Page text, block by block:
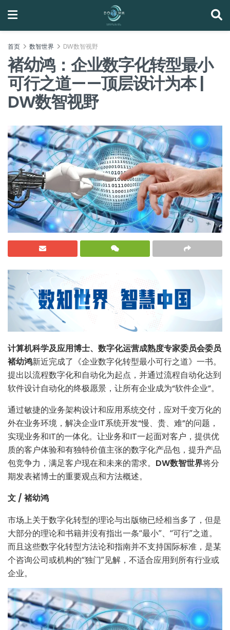
首页 数智世界 DW数智视野
褚幼鸿：企业数字化转型最小
可行之道——顶层设计为本 |
DW数智视野
计算机科学及应用博士、数字化运营成熟度专家委员会委员
褚幼鸿新近完成了《企业数字化转型最小可行之道》一书。
提出以流程数字化和自动化为起点，并通过流程自动化达到
软件设计自动化的终极愿景，让所有企业成为“软件企业”。
通过敏捷的业务架构设计和应用系统交付，应对千变万化的
外在业务环境，解决企业IT系统开发“慢、贵、难”的问题，
实现业务和IT的一体化。让业务和IT一起面对客户，提供优
质的客户体验和有独特价值主张的数字化产品包，提升产品
包竞争力，满足客户现在和未来的需求。 DW数智世界将分
期发表褚博士的重要观点和方法概述。
文 / 褚幼鸿
市场上关于数字化转型的理论与出版物已经相当多了，但是
大部分的理论和书籍并没有指出一条“最小”、“可行”之道。
而且这些数字化转型方法论和指南并不支持国际标准，是某
个咨询公司或机构的“独门”见解，不适合应用到所有行业或
企业。